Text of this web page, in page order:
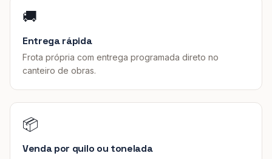
🚚
Entrega rápida
Frota própria com entrega programada direto no
canteiro de obras.
📦
Venda por quilo ou tonelada